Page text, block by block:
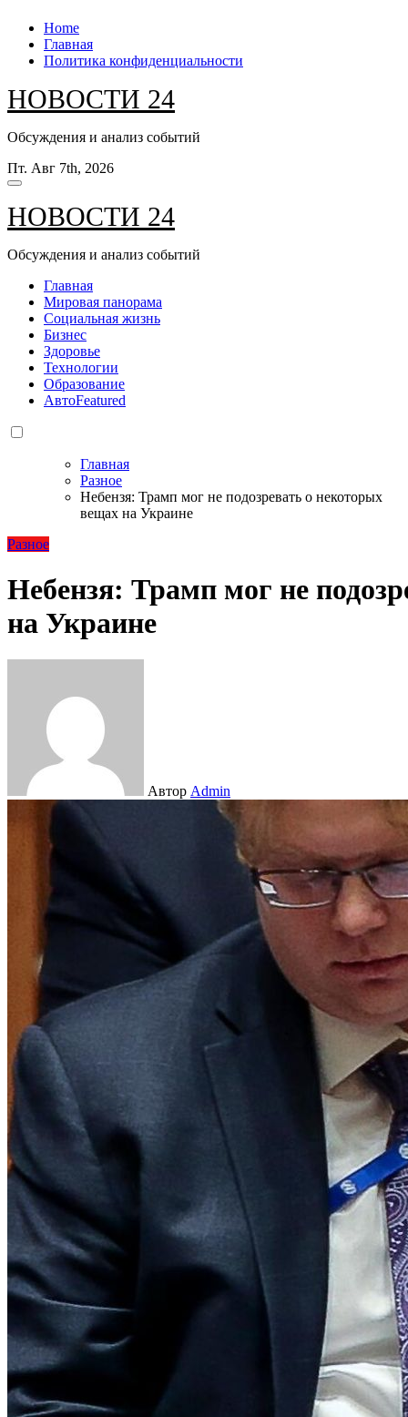
Перейти
содержанию
Home
Главная
Политика конфиденциальности
НОВОСТИ 24
Обсуждения и анализ событий
Пт. Авг 7th, 2026
НОВОСТИ 24
Обсуждения и анализ событий
Главная
Мировая панорама
Социальная жизнь
Бизнес
Здоровье
Технологии
Образование
АвтоFeatured
Главная
Разное
Небензя: Трамп мог не подозревать о некоторых
вещах на Украине
Разное
Небензя: Трамп мог не
на Украине
Автор Admin